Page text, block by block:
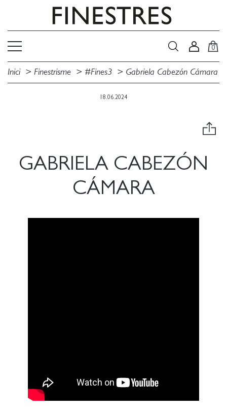
0
Inici Finestrisme #Fines3 Gabriela Cabezón Cámara
GABRIELA CABEZÓN
CÁMARA
18.06.2024